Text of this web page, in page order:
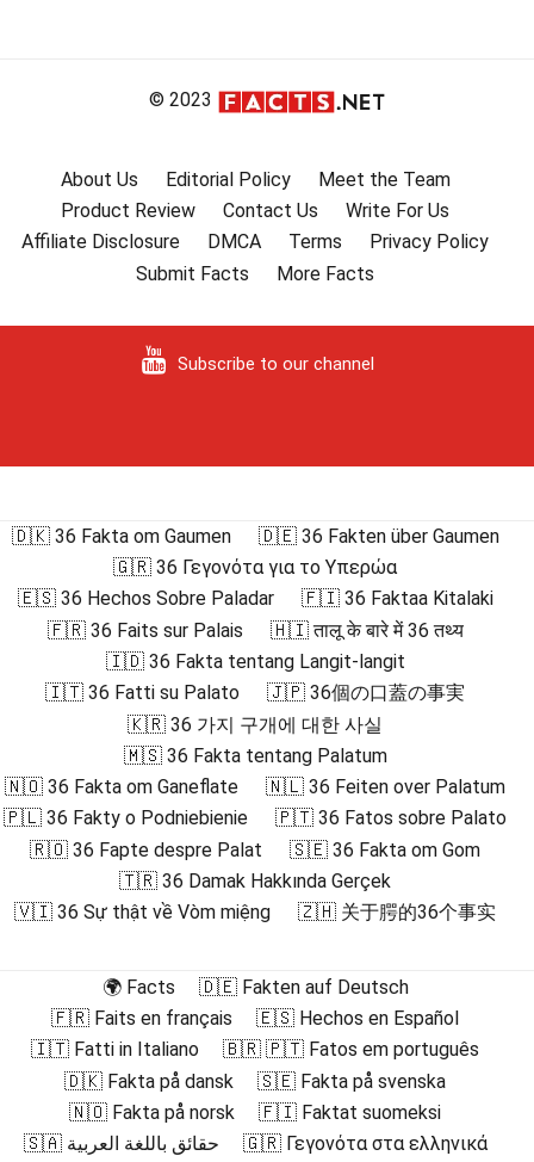
© 2023
About Us Editorial Policy
Meet the Team
Product Review
Contact Us
Write For Us
Affiliate Disclosure
DMCA Terms
Privacy Policy
Submit Facts
More Facts
Subscribe to our channel
🇩🇰 36 Fakta om Gaumen
🇩🇪 36 Fakten über Gaumen
🇬🇷 36 Γεγονότα για το Υπερώα
🇪🇸 36 Hechos Sobre Paladar
🇫🇮 36 Faktaa Kitalaki
🇫🇷 36 Faits sur Palais
🇭🇮 तालू के बारे में 36 तथ्य
🇮🇩 36 Fakta tentang Langit-langit
🇮🇹 36 Fatti su Palato
🇯🇵 36個の口蓋の事実
🇰🇷 36 가지 구개에 대한 사실
🇲🇸 36 Fakta tentang Palatum
🇳🇴 36 Fakta om Ganeflate
🇳🇱 36 Feiten over Palatum
🇵🇱 36 Fakty o Podniebienie
🇵🇹 36 Fatos sobre Palato
🇷🇴 36 Fapte despre Palat
🇸🇪 36 Fakta om Gom
🇹🇷 36 Damak Hakkında Gerçek
🇻🇮 36 Sự thật về Vòm miệng
🇿🇭 关于腭的36个事实
🌍 Facts
🇩🇪 Fakten auf Deutsch
🇫🇷 Faits en français
🇪🇸 Hechos en Español
🇮🇹 Fatti in Italiano
🇧🇷 🇵🇹 Fatos em português
🇩🇰 Fakta på dansk
🇸🇪 Fakta på svenska
🇳🇴 Fakta på norsk
🇫🇮 Faktat suomeksi
🇸🇦 حقائق باللغة العربية
🇬🇷 Γεγονότα στα ελληνικά